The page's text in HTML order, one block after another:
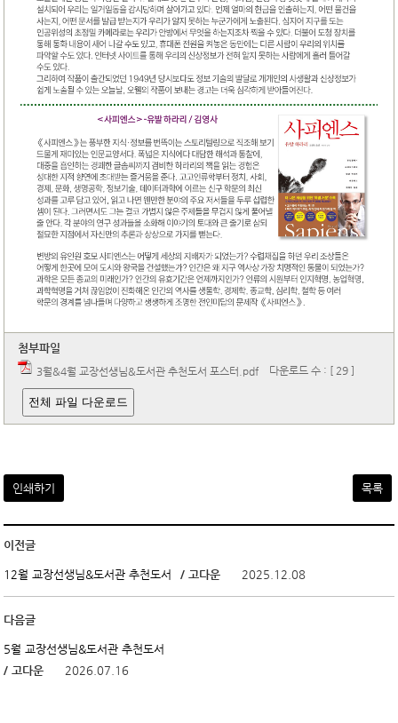
첨부파일
3월&4월 교장선생님&도서관 추천도서 포스터.pdf 다운로드 수 : [ 29 ]
전체 파일 다운로드
인쇄하기 목록
이전글
12월 교장선생님&도서관 추천도서 / 고다운 2025.12.08
다음글
5월 교장선생님&도서관 추천도서
/ 고다운
2026.07.16